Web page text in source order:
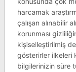
harcamak
çalışan alınabilir
korunması
kişiselleştirilmiş
gösterirler ilkeleri
bilgilerinizin süre